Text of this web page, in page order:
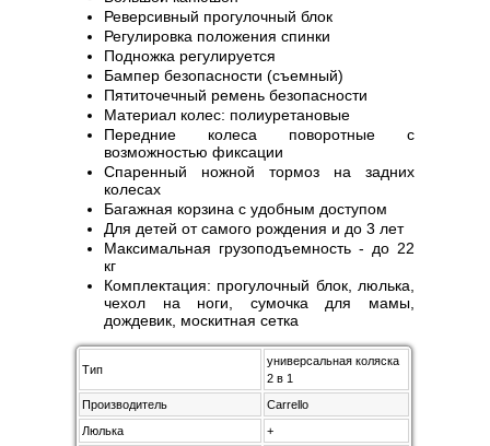
Реверсивный прогулочный блок
Регулировка положения спинки
Подножка регулируется
Бампер безопасности (съемный)
Пятиточечный ремень безопасности
Материал колес: полиуретановые
Передние колеса поворотные с
возможностью фиксации
Спаренный ножной тормоз на задних
колесах
Багажная корзина с удобным доступом
Для детей от самого рождения и до 3 лет
Максимальная грузоподъемность - до 22
кг
Комплектация: прогулочный блок, люлька,
чехол на ноги, сумочка для мамы,
дождевик, москитная сетка
Тип
универсальная коляска
2 в 1
Производитель
Carrello
Люлька
+